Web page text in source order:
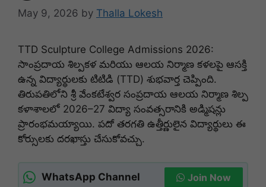
May 9, 2026 by Thalla Lokesh
TTD Sculpture College Admissions 2026:
సాంప్రదాయ శిల్పకళ మరియు ఆలయ నిర్మాణ కళలపై ఆసక్తి
ఉన్న విద్యార్థులకు టిటిడి (TTD) శుభవార్త చెప్పింది.
తిరుపతిలోని శ్రీ వేంకటేశ్వర సంప్రదాయ ఆలయ నిర్మాణ శిల్ప
కళాశాలలో 2026–27 విద్యా సంవత్సరానికి అడ్మిషన్లు
ప్రారంభమయ్యాయి. పదో తరగతి ఉత్తీర్ణులైన విద్యార్థులు ఈ
కోర్సులకు దరఖాస్తు చేసుకోవచ్చు.
WhatsApp Channel Join Now